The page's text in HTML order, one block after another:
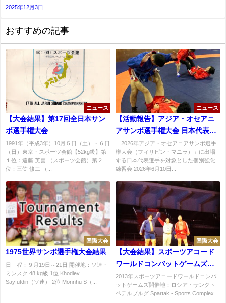
2025年12月3日
おすすめの記事
ニュース
【大会結果】第17回全日本サン
ボ選手権大会
1991年（平成3年）10月５日（土）・６日
（日）東京・スポーツ会館【52kg級】第
１位：遠藤 英喜 （スポーツ会館）第２
位：三笠 修二 （...
ニュース
【活動報告】アジア・オセアニ
アサンボ選手権大会 日本代表個
別強化練習会を実施
「2026年アジア・オセアニアサンボ選手
権大会（フィリピン・マニラ）」に出場
する日本代表選手を対象とした個別強化
練習会 2026年6月10日...
国際大会
1975世界サンボ選手権大会結果
日 程：９月19日～21日 開催地：ソ連・
ミンスク 48 kg級 1位 Khodiev
Sayfutdin（ソ連） 2位 Monnhu S（...
国際大会
【大会結果】スポーツアコード
ワールドコンバットゲームズサ
ンボ競技大会結果
2013年スポーツアコードワールドコンバ
ットゲームズ開催地：ロシア・サンクト
ペテルブルグ Spartak - Sports Complex ...